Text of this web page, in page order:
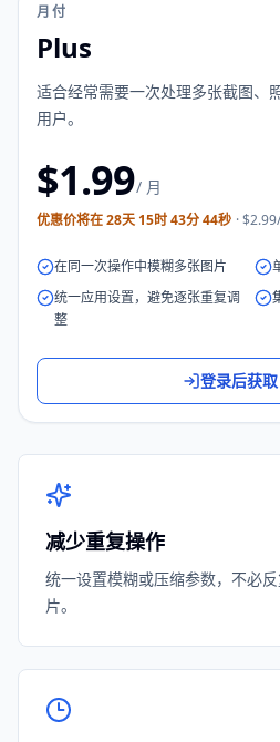
月付
Plus
适合经常需要一次处理多张截图、
用户。
$1.99/ 月
优惠价将在28天 15时 43分 44秒 ·
在同一次操作中模糊多张图片
统一应用设置，避免逐张重复调
整
登录后获
减少重复操作
统一设置模糊或压缩参数，不必
片。